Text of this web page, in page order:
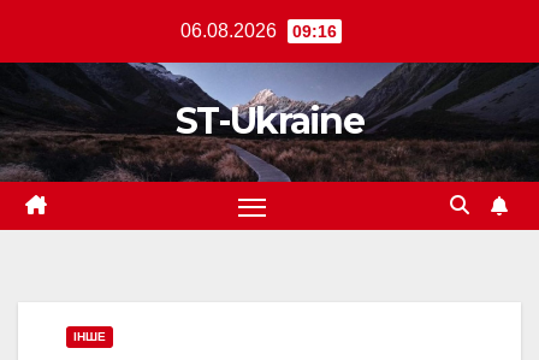
вмісту
06.08.2026 09:16
ST-Ukraine
ІНШЕ